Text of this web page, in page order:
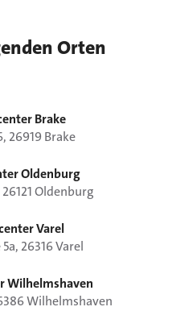
Orten
Brake
, 26919 Brake
Oldenburg
26121Oldenburg
Varel
5a, 26316Varel
Wilhelmshaven
Wilhelmshaven